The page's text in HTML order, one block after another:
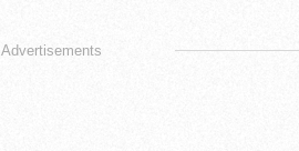
Advertisements